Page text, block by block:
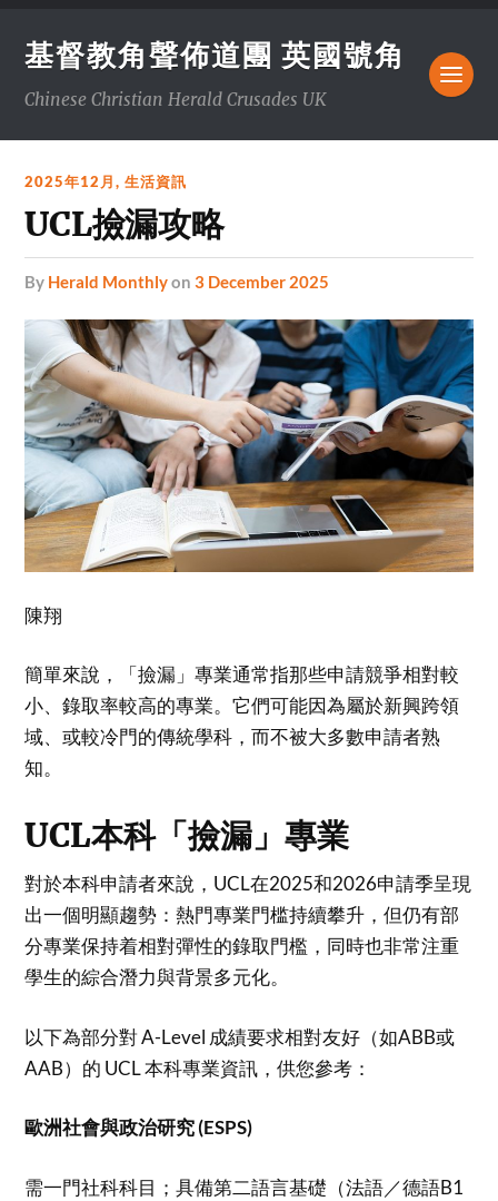
基督教角聲佈道團 英國號角
Chinese Christian Herald Crusades UK
2025年12月,生活資訊
UCL撿漏攻略
by Herald Monthlyon3 December 2025
陳翔
簡單來說，「撿漏」專業通常指那些申請競爭相對較
小、錄取率較高的專業。它們可能因為屬於新興跨領
域、或較冷門的傳統學科，而不被大多數申請者熟
知。
UCL本科「撿漏」專業
對於本科申請者來說，UCL在2025和2026申請季呈現
出一個明顯趨勢：熱門專業門槛持續攀升，但仍有部
分專業保持着相對彈性的錄取門檻，同時也非常注重
學生的綜合潛力與背景多元化。
以下為部分對 A-Level 成績要求相對友好（如ABB或
AAB）的 UCL 本科專業資訊，供您參考：
歐洲社會與政治研究 (ESPS)
需一門社科科目；具備第二語言基礎（法語／德語B1